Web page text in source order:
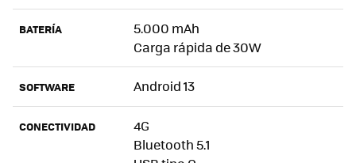
BATERÍA
5.000 mAh
Carga rápida de 30W
SOFTWARE Android 13
CONECTIVIDAD
4G
Bluetooth 5.1